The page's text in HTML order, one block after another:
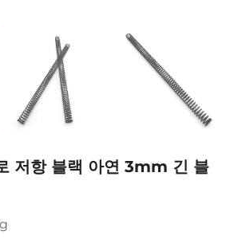
저항 블랙 아연 3mm 긴 블